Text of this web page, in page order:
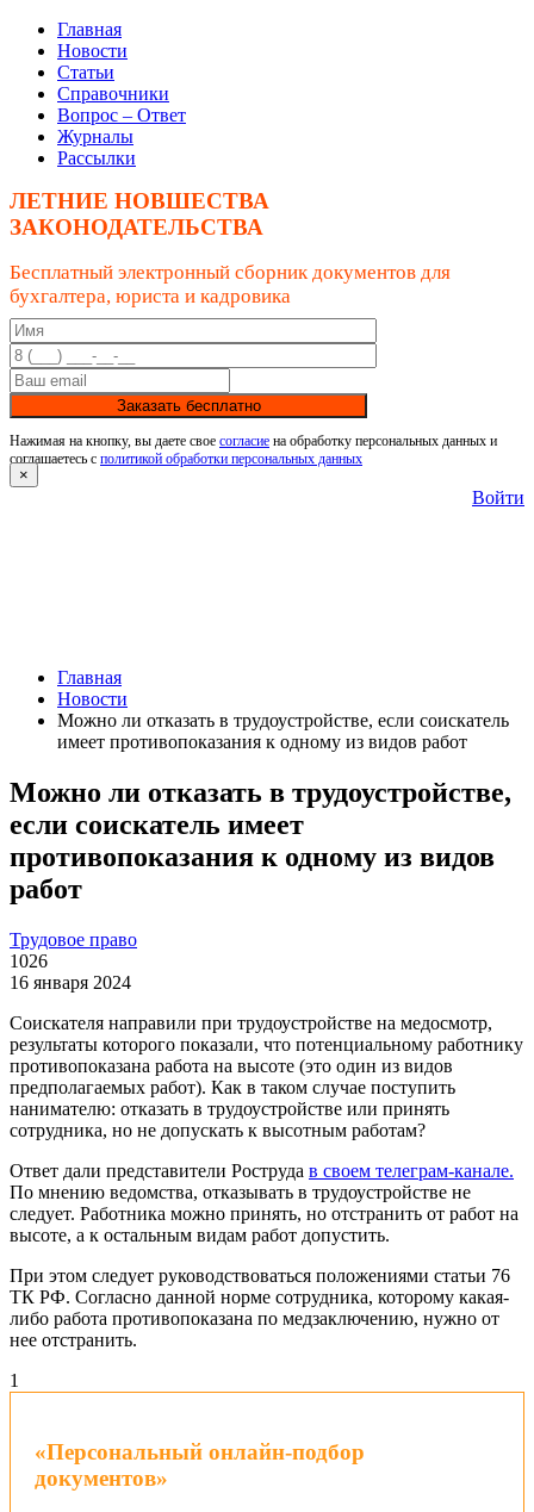
Главная
Новости
Статьи
Справочники
Вопрос – Ответ
Журналы
Рассылки
ЛЕТНИЕ НОВШЕСТВА
ЗАКОНОДАТЕЛЬСТВА
Бесплатный электронный сборник документов для
бухгалтера, юриста и кадровика
Заказать бесплатно
Нажимая на кнопку, вы даете свое согласие на обработку персональных данных и
соглашаетесь с политикой обработки персональных данных
×
Войти
Главная
Новости
Можно ли отказать в трудоустройстве, если соискатель
имеет противопоказания к одному из видов работ
Можно ли отказать в трудоустройстве,
если соискатель имеет
противопоказания к одному из видов
работ
Трудовое право
1026
16 января 2024
Соискателя направили при трудоустройстве на медосмотр,
результаты которого показали, что потенциальному работнику
противопоказана работа на высоте (это один из видов
предполагаемых работ). Как в таком случае поступить
нанимателю: отказать в трудоустройстве или принять
сотрудника, но не допускать к высотным работам?
Ответ дали представители Роструда в своем телеграм-канале.
По мнению ведомства, отказывать в трудоустройстве не
следует. Работника можно принять, но отстранить от работ на
высоте, а к остальным видам работ допустить.
При этом следует руководствоваться положениями статьи 76
ТК РФ. Согласно данной норме сотрудника, которому какая-
либо работа противопоказана по медзаключению, нужно от
нее отстранить.
1
«Персональный онлайн-подбор
документов»